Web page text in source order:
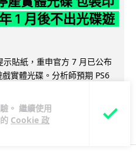
。 繼續使用
Cookie 政
1 月後不出光碟遊
貼紙，重申官方 7 月已公布
實體光碟。分析師預期 PS6